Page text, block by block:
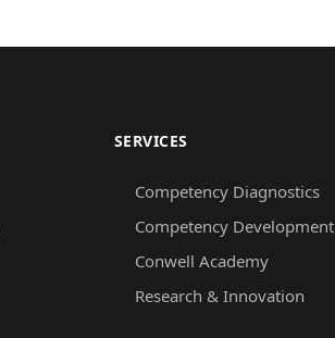
SERVICES
Competency Diagnostics
Competency Development
Conwell Academy
Research & Innovation